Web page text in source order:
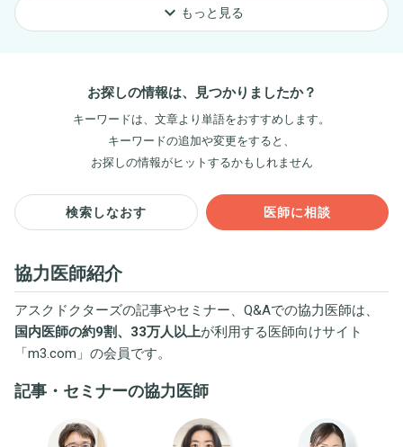
keyboard_arrow_down もっと見る
お探しの情報は、見つかりましたか？
キーワードは、文章より単語をおすすめします。
キーワードの追加や変更をすると、
お探しの情報がヒットするかもしれません
検索しなおす 医師に相談
協力医師紹介
アスクドクターズの記事やセミナー、Q&Aでの協力医師は、
国内医師の約9割、33万人以上が利用する医師向けサイト
「m3.com 」の会員です。
記事・セミナーの協力医師